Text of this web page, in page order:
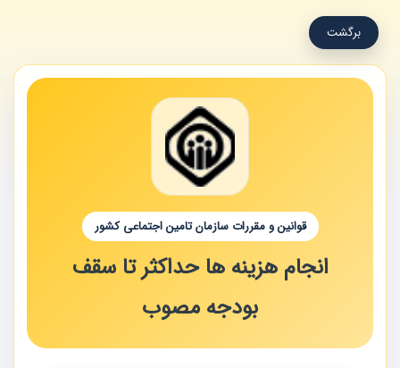
برگشت
قوانین و مقررات سازمان تامین اجتماعی کشور
انجام هزینه ها حداکثر تا سقف
بودجه مصوب